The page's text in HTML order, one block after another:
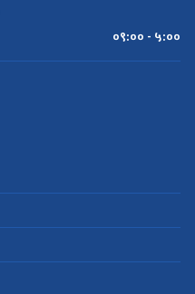
०९:०० - ५:००